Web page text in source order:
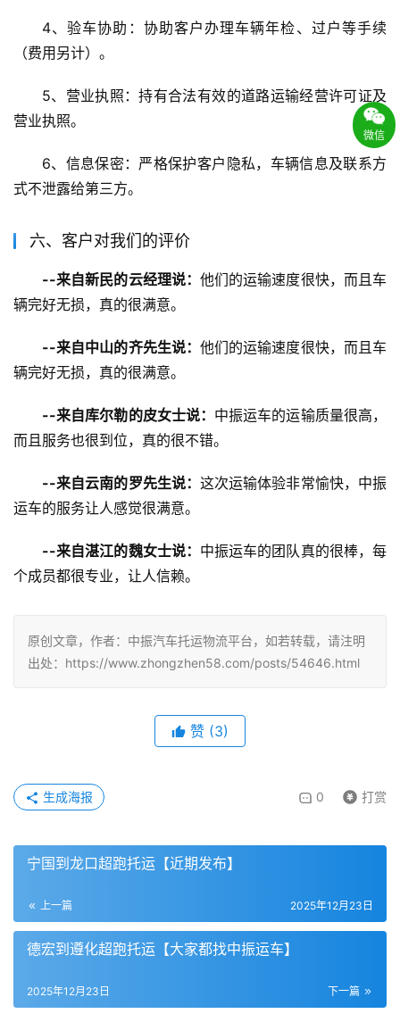
4、验车协助：协助客户办理车辆年检、过户等手续
（费用另计）。
5、营业执照：持有合法有效的道路运输经营许可证及
营业执照。
6、信息保密：严格保护客户隐私，车辆信息及联系方
式不泄露给第三方。
六、客户对我们的评价
--来自新民的云经理说： 他们的运输速度很快，而且车
辆完好无损，真的很满意。
--来自中山的齐先生说： 他们的运输速度很快，而且车
辆完好无损，真的很满意。
--来自库尔勒的皮女士说： 中振运车的运输质量很高，
而且服务也很到位，真的很不错。
--来自云南的罗先生说： 这次运输体验非常愉快，中振
运车的服务让人感觉很满意。
--来自湛江的魏女士说： 中振运车的团队真的很棒，每
个成员都很专业，让人信赖。
原创文章，作者：中振汽车托运物流平台，如若转载，请注明
出处：https://www.zhongzhen58.com/posts/54646.html
赞 (3)
0 打赏
生成海报
宁国到龙口超跑托运【近期发布】
上一篇 2025年12月23日
德宏到遵化超跑托运【大家都找中振运车】
下一篇
2025年12月23日
微信